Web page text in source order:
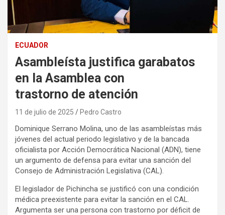
ECUADOR
Asambleísta justifica garabatos
en la Asamblea con
trastorno de atención
11 de julio de 2025 Pedro Castro
Dominique Serrano Molina, uno de las asambleístas más
jóvenes del actual periodo legislativo y de la bancada
oficialista por Acción Democrática Nacional (ADN), tiene
un argumento de defensa para evitar una sanción del
Consejo de Administración Legislativa (CAL).
El legislador de Pichincha se justificó con una condición
médica preexistente para evitar la sanción en el CAL.
Argumenta ser una persona con trastorno por déficit de